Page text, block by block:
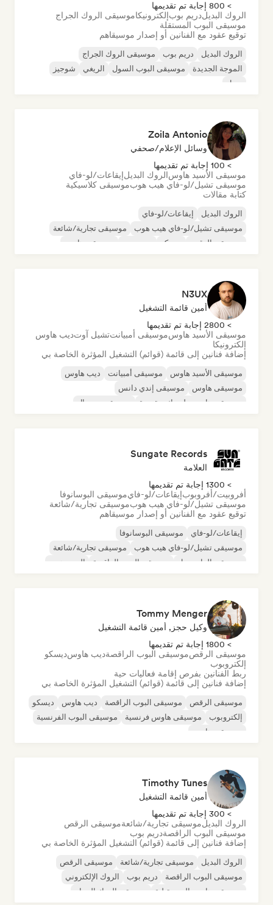
> 800 إجابة تم تقديمها
الروك البديلدريم بوبإلكترونيكاموسيقى الروك الجراج
موسيقى البوب المستقلة
توقيع عقود مع الفنانين أو إصدار موسيقاهم
الروك البديل دريم بوب
موسيقى الروك الجراج
الموجة الجديدة
موسيقى البوب السول الريغي
شوجيز
سول
Zoila Antonio
وسائل الإعلام/صحفي
> 100 إجابة تم تقديمها
موسيقى الأسيد هاوسالروك البديلإيقاعات/لو-فاي
موسيقى تشيل/لو-فاي هيب هوبموسيقى كلاسيكية
كتابة مقالات
الروك البديل
إيقاعات/لو-فاي
موسيقى تشيل/لو-فاي هيب هوب
موسيقى تجارية/شائعة
موسيقى الرقص
ديسكو موسيقى هاوس
N3UX
أمين قائمة التشغيل
> 2800 إجابة تم تقديمها
موسيقى الأسيد هاوسموسيقى أمبيانتتشيل آوتديب هاوس
إلكترونيكا
إضافة فنانين إلى قائمة (قوائم) التشغيل المؤثرة الخاصة بي
موسيقى الأسيد هاوس موسيقى أمبيانت
ديب هاوس
موسيقى هاوس
موسيقى إندي دانس
موسيقى هاوس ملوديك وتقدمية
موسيقى مينيمال
Sungate Records
العلامة
> 1300 إجابة تم تقديمها
أفروبيت/أفروبوبإيقاعات/لو-فايموسيقى البوسانوفا
موسيقى تشيل/لو-فاي هيب هوبموسيقى تجارية/شائعة
توقيع عقود مع الفنانين أو إصدار موسيقاهم
إيقاعات/لو-فاي
موسيقى البوسانوفا
موسيقى تشيل/لو-فاي هيب هوب
موسيقى تجارية/شائعة
موسيقى الدانسهول
موسيقى البوب الراقصة
الهيب هوب
Tommy Menger
وكيل حجز, أمين قائمة التشغيل
> 1800 إجابة تم تقديمها
موسيقى الرقصموسيقى البوب الراقصةديب هاوسديسكو
إلكتروبوب
ربط الفنانين بفرص إقامة فعاليات حية
إضافة فنانين إلى قائمة (قوائم) التشغيل المؤثرة الخاصة بي
موسيقى الرقص موسيقى البوب الراقصة ديب هاوس
ديسكو
إلكتروبوب
موسيقى هاوس فرنسية
موسيقى البوب الفرنسية
موسيقى هاوس
Timothy Tunes
أمين قائمة التشغيل
> 300 إجابة تم تقديمها
الروك البديلموسيقى تجارية/شائعةموسيقى الرقص
موسيقى البوب الراقصةدريم بوب
إضافة فنانين إلى قائمة (قوائم) التشغيل المؤثرة الخاصة بي
الروك البديل موسيقى تجارية/شائعة
موسيقى الرقص
موسيقى البوب الراقصة
دريم بوب
الروك الإلكتروني
موسيقى هاوس المستقبلية
موسيقى الروك الجراج